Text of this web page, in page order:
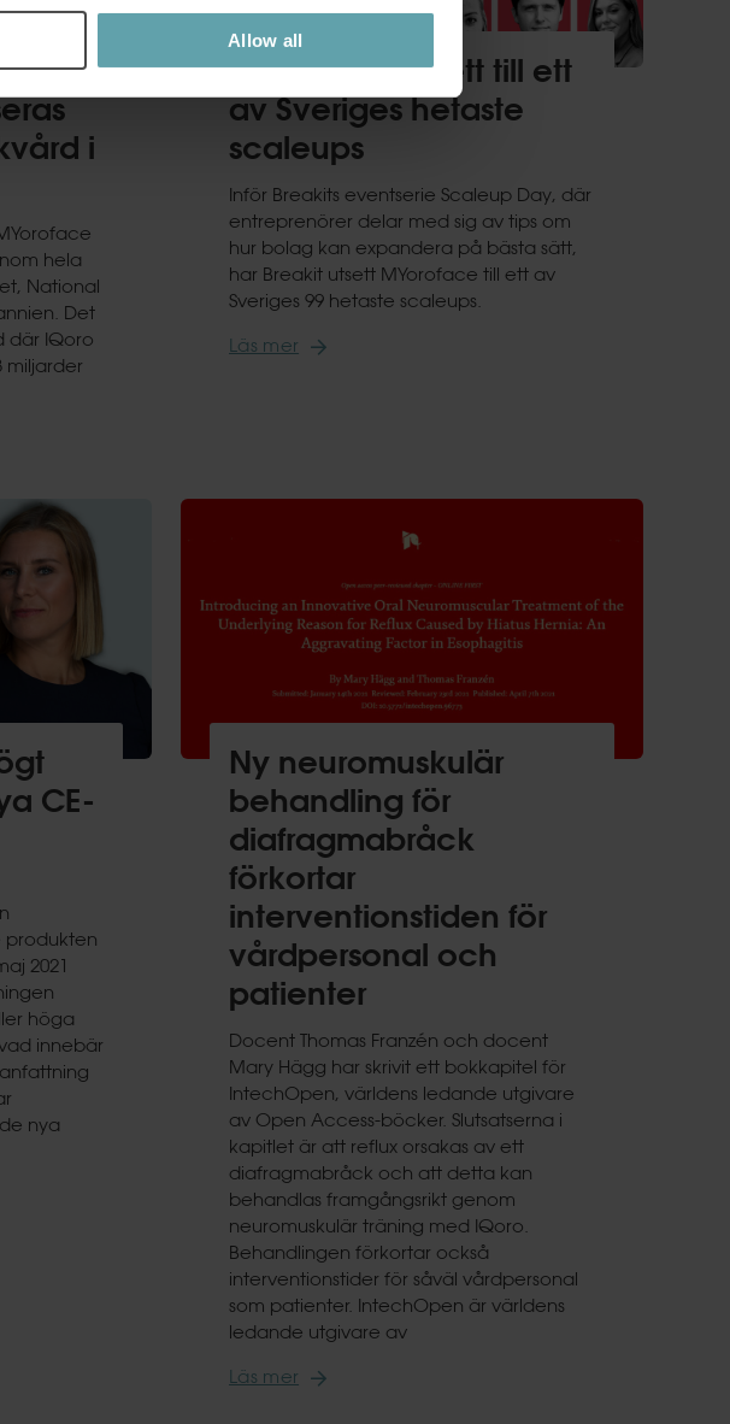
Allow all
ny
i
hela
National
Det
där IQoro
miljarder
MYoroface utsett till ett
av Sveriges hetaste
scaleups
Inför Breakits eventserie Scaleup Day, där
entreprenörer delar med sig av tips om
hur bolag kan expandera på bästa sätt,
har Breakit utsett MYoroface till ett av
Sveriges 99 hetaste scaleups.
Läs mer
CE-
produkten
2021
höga
innebär
nya
Ny neuromuskulär
behandling för
diafragmabråck
förkortar
interventionstiden för
vårdpersonal och
patienter
Docent Thomas Franzén och docent
Mary Hägg har skrivit ett bokkapitel för
IntechOpen, världens ledande utgivare
av Open Access-böcker. Slutsatserna i
kapitlet är att reflux orsakas av ett
diafragmabråck och att detta kan
behandlas framgångsrikt genom
neuromuskulär träning med IQoro.
Behandlingen förkortar också
interventionstider för såväl vårdpersonal
som patienter. IntechOpen är världens
ledande utgivare av
Läs mer